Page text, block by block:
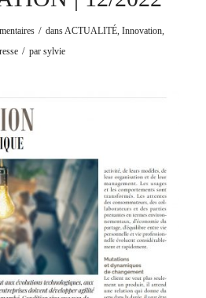
/ dansACTUALITÉ,Innovation,
/ parsylvie